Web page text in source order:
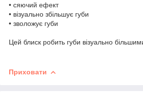
• сяючий ефект ⠀
• візуально збільшує губи ⠀
• зволожує губи ⠀
Цей блиск робить губи візуально
Приховати